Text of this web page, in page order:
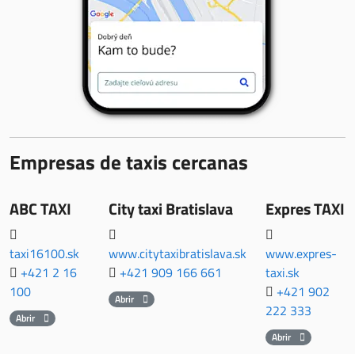
Empresas de taxis cercanas
ABC TAXI
taxi16100.sk
+421 2 16
100
Abrir
City taxi Bratislava
www.citytaxibratislava.sk
+421 909 166 661
Abrir
Expres TAXI
www.expres-
taxi.sk
+421 902
222 333
Abrir